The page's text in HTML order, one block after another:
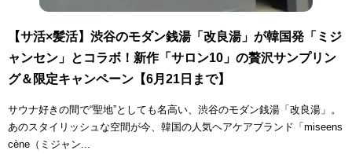
【サ活×髪活】渋谷のモダン銭湯「改良湯」が韓国発「ミジ
ャンセン」とコラボ！新作「サロン10」の贅沢サンプリン
グ＆限定キャンペーン【6月21日まで】
サウナ好きの間で“聖地”としても名高い、渋谷のモダン銭湯「改良湯」。
あのスタイリッシュな空間が今、韓国の人気ヘアケアブランド「miseens
cène（ミジャン...